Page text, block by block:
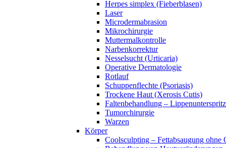
Herpes simplex (Fieberblasen)
Laser
Microdermabrasion
Mikrochirurgie
Muttermalkontrolle
Narbenkorrektur
Nesselsucht (Urticaria)
Operative Dermatologie
Rotlauf
Schuppenflechte (Psoriasis)
Trockene Haut (Xerosis Cutis)
Faltenbehandlung –
Tumorchirurgie
Warzen
Körper
Coolsculpting – Fettabsaugung ohne